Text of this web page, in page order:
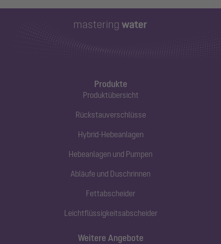
Produkte
Produktübersicht
Rückstauverschlüsse
Hybrid-Hebeanlagen
Hebeanlagen und Pumpen
Abläufe und Duschrinnen
Fettabscheider
Leichtflüssigkeitsabscheider
Weitere Angebote